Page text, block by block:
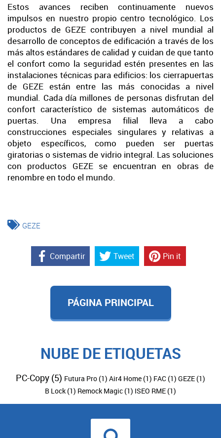
Estos avances reciben continuamente nuevos
impulsos en nuestro propio centro tecnológico. Los
productos de GEZE contribuyen a nivel mundial al
desarrollo de conceptos de edificación a través de los
más altos estándares de calidad y cuidan de que tanto
el confort como la seguridad estén presentes en las
instalaciones técnicas para edificios: los cierrapuertas
de GEZE están entre las más conocidas a nivel
mundial. Cada día millones de personas disfrutan del
confort característico de sistemas automáticos de
puertas. Una empresa filial lleva a cabo
construcciones especiales singulares y relativas a
objeto específicos, como pueden ser puertas
giratorias o sistemas de vidrio integral. Las soluciones
con productos GEZE se encuentran en obras de
renombre en todo el mundo.
GEZE
Compartir Tweet Pin it
PÁGINA PRINCIPAL
NUBE DE ETIQUETAS
PC-Copy (5) Futura Pro (1) Air4 Home (1) FAC (1) GEZE (1)
B Lock (1) Remock Magic (1) ISEO RME (1)